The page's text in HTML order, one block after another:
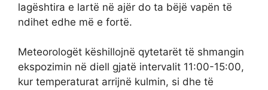
lagështira e lartë në ajër do ta bëjë vapën të
ndihet edhe më e fortë.
Meteorologët këshillojnë qytetarët të shmangin
ekspozimin në diell gjatë intervalit 11:00-15:00,
kur temperaturat arrijnë kulmin, si dhe të